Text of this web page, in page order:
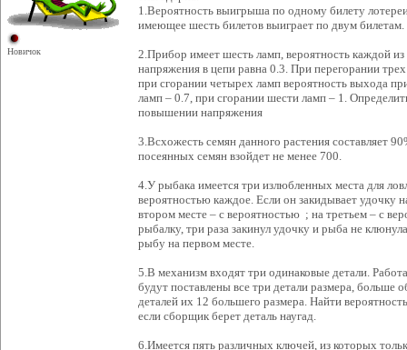
Новичок
1.Вероятность выигрыша по одному билету
имеющее шесть билетов выиграет по двум билетам.
2.Прибор имеет шесть ламп, вероятность каждой
напряжения в цепи равна 0.3. При перегорании
при сгорании четырех ламп вероятность выхода
ламп – 0.7, при сгорании шести ламп – 1.
повышении напряжения
3.Всхожесть семян данного растения составляет
посеянных семян взойдет не менее 700.
4.У рыбака имеется три излюбленных места для
вероятностью каждое. Если он закидывает удочку
втором месте – с вероятностью ; на третьем – с
рыбалку, три раза закинул удочку и рыба не
рыбу на первом месте.
5.В механизм входят три одинаковые детали.
будут поставлены все три детали размера, больше
деталей их 12 большего размера. Найти
если сборщик берет деталь наугад.
6.Имеется пять различных ключей, из которых